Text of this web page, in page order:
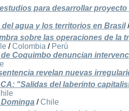
para desarrollar
agua y los territorios en Brasil
sobre las operaciones de la
/ Colombia / Perú
Coquimbo denuncian
revelan nuevas
"Salidas del laberinto
/ Chile